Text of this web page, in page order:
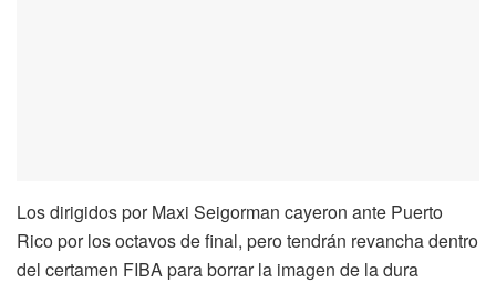
Los dirigidos por Maxi Seigorman cayeron ante Puerto
Rico por los octavos de final, pero tendrán revancha dentro
del certamen FIBA para borrar la imagen de la dura